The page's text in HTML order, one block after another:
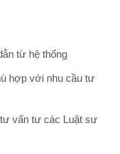
từ hệ thống
hợp với nhu cầu tư
vấn tư các Luật sư